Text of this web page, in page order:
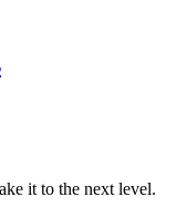
it to the next level.